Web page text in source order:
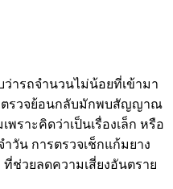
ารถจำนวนไม่น้อยที่เข้ามา
ตรวจย้อนกลับมักพบสัญญาณ
ราะคิดว่าเป็นเรื่องเล็ก หรือ
วัน การตรวจเช็กแก้มยาง
ที่ช่วยลดความเสี่ยงอันตราย